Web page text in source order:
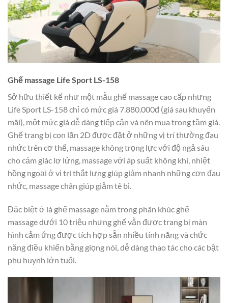
Ghế massage Life Sport LS-158
Sở hữu thiết kế như một mẫu ghế massage cao cấp nhưng
Life Sport LS-158 chỉ có mức giá 7.880.000đ (giá sau khuyến
mãi), một mức giá dễ dàng tiếp cận và nên mua trong tầm giá.
Ghế trang bị con lăn 2D được đặt ở những vị trí thường đau
nhức trên cơ thể, massage không trọng lực với độ ngả sâu
cho cảm giác lơ lửng, massage với áp suất không khí, nhiệt
hồng ngoại ở vị trí thắt lưng giúp giảm nhanh những cơn đau
nhức, massage chân giúp giảm tê bì.
Đặc biệt ở là ghế massage nằm trong phân khúc ghế
massage dưới 10 triệu nhưng ghế vẫn được trang bị màn
hình cảm ứng được tích hợp sẵn nhiều tính năng và chức
năng điều khiển bằng giọng nói, dễ dàng thao tác cho các bật
phụ huynh lớn tuổi.